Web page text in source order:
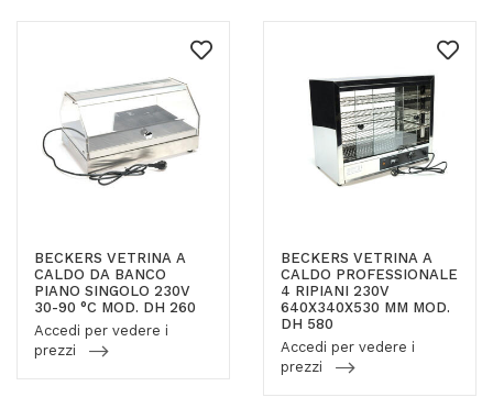
BECKERS VETRINA A
CALDO DA BANCO
PIANO SINGOLO 230V
30-90 °C MOD. DH 260
Accedi per vedere i
prezzi
BECKERS VETRINA A
CALDO PROFESSIONALE
4 RIPIANI 230V
640X340X530 MM MOD.
DH 580
Accedi per vedere i
prezzi